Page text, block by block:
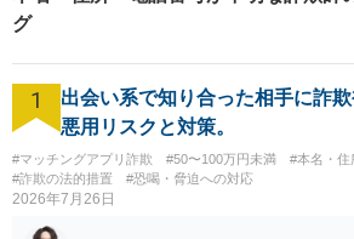
グ
1
出会い系で知り合った相手に詐
悪用リスクと対策。
#マッチングアプリ詐欺 #50〜100万円未満
#本名・住
#詐欺の法的措置
#恐喝・脅迫への対応
2026年7月26日